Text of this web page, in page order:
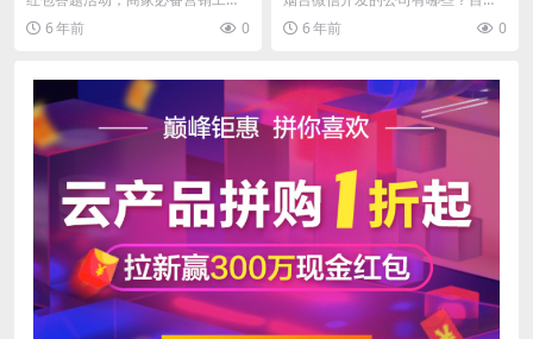
具；刷过今日头条的朋友一定参与
过答题有奖活动，本营销...
6 年前 0
能做微信开发业务的公司很多，我
们从2003年开始从...
6 年前 0